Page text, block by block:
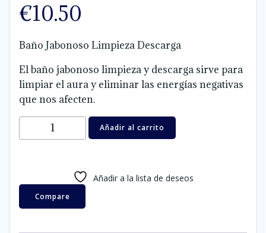
€10.50
Baño Jabonoso Limpieza Descarga
El baño jabonoso limpieza y descarga sirve para
limpiar el aura y eliminar las energías negativas
que nos afecten.
JABONOSO
cantidad
Añadir al carrito
Añadir a la lista de deseos
Compare